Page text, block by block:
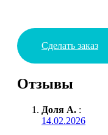
Сделать заказ
Отзывы
Доля А. :
14.02.2026